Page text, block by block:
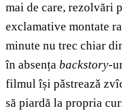
mai de care, rezolvări
exclamative montate
minute nu trec chiar
în absența backstory-
filmul își pǎstreazǎ
să piardă la propria